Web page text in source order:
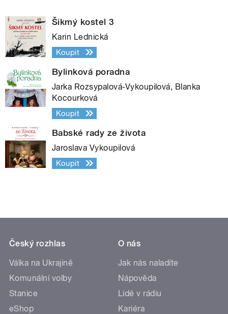
Šikmý kostel 3
Karin Lednická
Koupit
Bylinková poradna
Jarka Rozsypalová-Vykoupilová, Blanka
Kocourková
Koupit
Babské rady ze života
Jaroslava Vykoupilová
Koupit
Český rozhlas
Válka na Ukrajině
Komunální volby
Stanice
eShop
O nás
Jak nás naladíte
Nápověda
Lidé v rádiu
Kariéra